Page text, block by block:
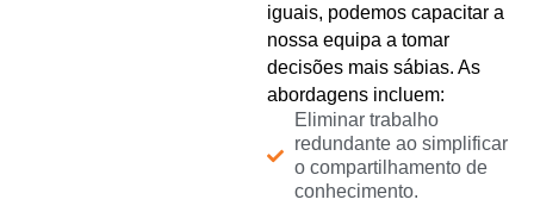
iguais, podemos capacitar a
nossa equipa a tomar
decisões mais sábias. As
abordagens incluem:
Eliminar trabalho
redundante ao simplificar
o compartilhamento de
conhecimento.